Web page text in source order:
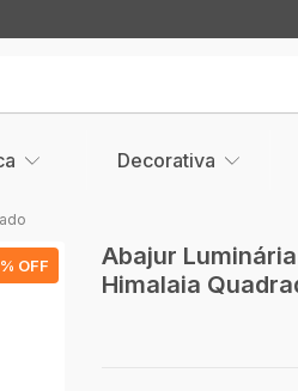
Decorativa
% OFF
Abajur
Himalaia